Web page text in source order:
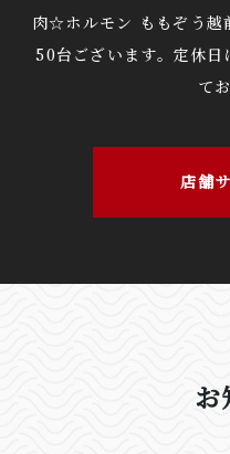
肉☆ホルモン ももぞう越
50台ございます。定休
て
店舗
お